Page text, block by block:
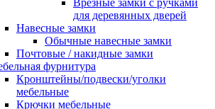
Врезные замки с ручками
для деревянных дверей
Навесные замки
Обычные навесные замки
Почтовые / накидные замки
фурнитура
Кронштейны/подвески/уголки
мебельные
Крючки мебельные